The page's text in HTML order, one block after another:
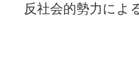
反社会的勢力によ